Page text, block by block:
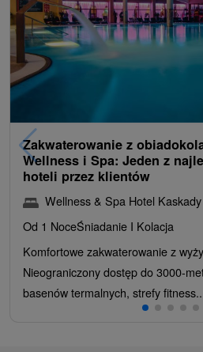
Zakwaterowanie z
Wellness i Spa: Jeden z
hoteli przez klientów
Wellness & Spa Hotel Kaskady
Od 1 NoceŚniadanie I Kolacja
Komfortowe zakwaterowanie z
Nieograniczony dostęp do 3000-
basenów termalnych, strefy